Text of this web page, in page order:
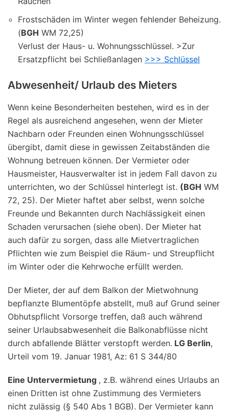
Frostschäden im Winter wegen fehlender Beheizung.
(BGH WM 72,25)
Verlust der Haus- u. Wohnungsschlüssel. >Zur
Ersatzpflicht bei Schließanlagen >>> Schlüssel
Abwesenheit/ Urlaub des Mieters
Wenn keine Besonderheiten bestehen, wird es in der
Regel als ausreichend angesehen, wenn der Mieter
Nachbarn oder Freunden einen Wohnungsschlüssel
übergibt, damit diese in gewissen Zeitabständen die
Wohnung betreuen können. Der Vermieter oder
Hausmeister, Hausverwalter ist in jedem Fall davon zu
unterrichten, wo der Schlüssel hinterlegt ist. (BGH WM
72, 25). Der Mieter haftet aber selbst, wenn solche
Freunde und Bekannten durch Nachlässigkeit einen
Schaden verursachen (siehe oben). Der Mieter hat
auch dafür zu sorgen, dass alle Mietvertraglichen
Pflichten wie zum Beispiel die Räum- und Streupflicht
im Winter oder die Kehrwoche erfüllt werden.
Der Mieter, der auf dem Balkon der Mietwohnung
bepflanzte Blumentöpfe abstellt, muß auf Grund seiner
Obhutspflicht Vorsorge treffen, daß auch während
seiner Urlaubsabwesenheit die Balkonabflüsse nicht
durch abfallende Blätter verstopft werden. LG Berlin,
Urteil vom 19. Januar 1981, Az: 61 S 344/80
Eine Untervermietung , z.B. während eines Urlaubs an
einen Dritten ist ohne Zustimmung des Vermieters
nicht zulässig (§ 540 Abs 1 BGB). Der Vermieter kann